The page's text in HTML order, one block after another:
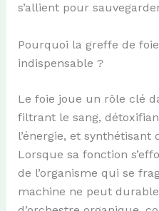
s’allient pour
Pourquoi la greffe de
indispensable ?
Le foie joue un rôle clé
filtrant le sang,
l’énergie, et synthétisant
Lorsque sa fonction
de l’organisme qui se
machine ne peut